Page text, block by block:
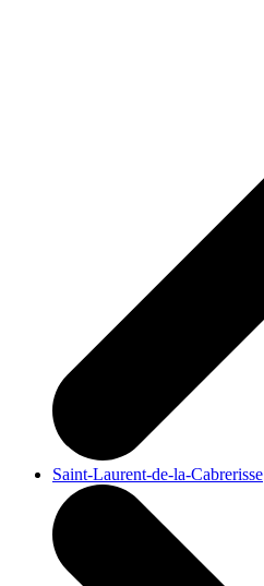
Saint-Laurent-de-la-Cabrerisse